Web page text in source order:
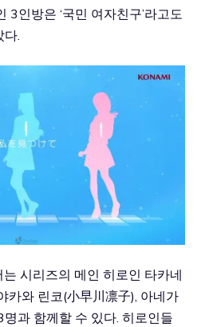
3인방은 ‘국민 여자친구’라고도
다.
시리즈의 메인 히로인 타카네
카와 린코(小早川凛子), 아네가
과 함께할 수 있다. 히로인들